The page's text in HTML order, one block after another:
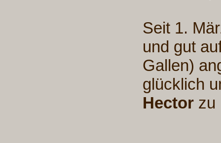
Seit 1.
und gut
Gallen)
glücklich
Hector zu